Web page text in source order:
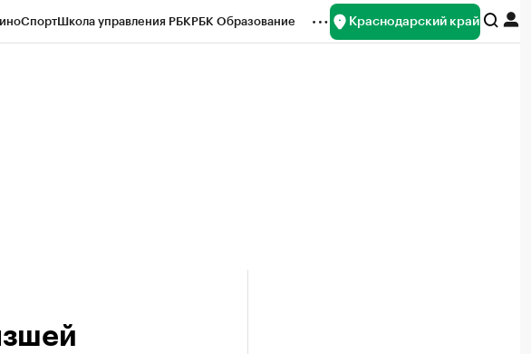
СпортШкола управления РБКРБК Образование Краснодарский край